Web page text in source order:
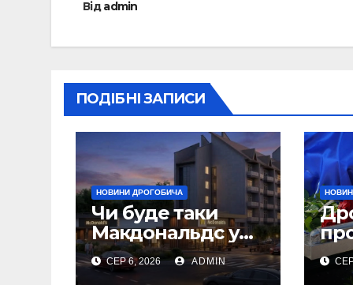
Відadmin
ПОДІБНІ ЗАПИСИ
НОВИНИ ДРОГОБИЧА
Чи буде таки
Макдональдс у
Дрогобичі?
(Фото)
СЕР 6, 2026 ADMIN